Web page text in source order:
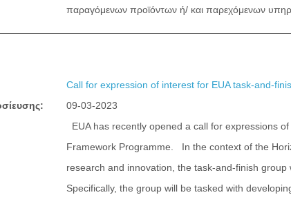
παραγόμενων προϊόντων ή/ και παρεχόμενων
Call for expression of interest for EUA task-and-
09-03-2023
EUA has recently opened a call for expressions
Framework Programme. In the context of the
research and innovation, the task-and-finish
Specifically, the group will be tasked with